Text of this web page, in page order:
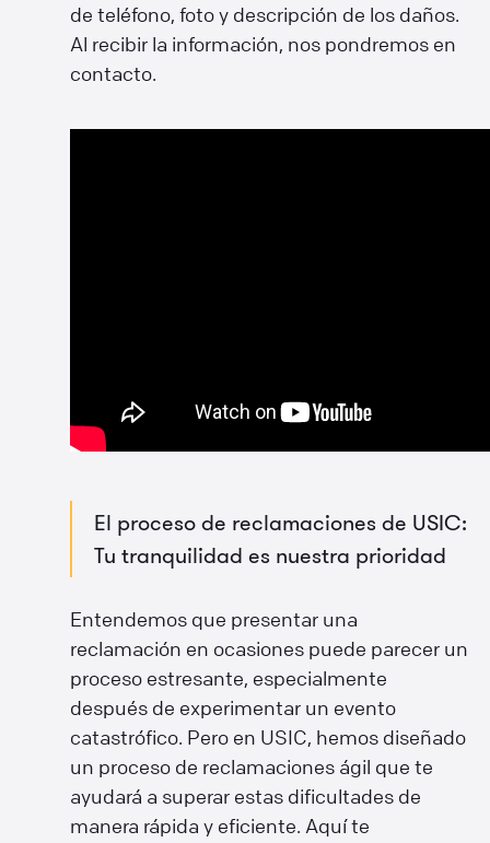
de teléfono, foto y descripción de los daños.
Al recibir la información, nos pondremos en
contacto.
El proceso de reclamaciones de USIC:
Tu tranquilidad es nuestra prioridad
Entendemos que presentar una
reclamación en ocasiones puede parecer un
proceso estresante, especialmente
después de experimentar un evento
catastrófico. Pero en USIC, hemos diseñado
un proceso de reclamaciones ágil que te
ayudará a superar estas dificultades de
manera rápida y eficiente. Aquí te